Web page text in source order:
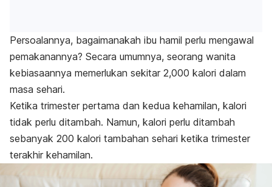
Persoalannya, bagaimanakah ibu hamil perlu mengawal
pemakanannya? Secara umumnya, seorang wanita
kebiasaannya memerlukan sekitar 2,000 kalori dalam
masa sehari.
Ketika trimester pertama dan kedua kehamilan, kalori
tidak perlu ditambah. Namun, kalori perlu ditambah
sebanyak 200 kalori tambahan sehari ketika trimester
terakhir kehamilan.